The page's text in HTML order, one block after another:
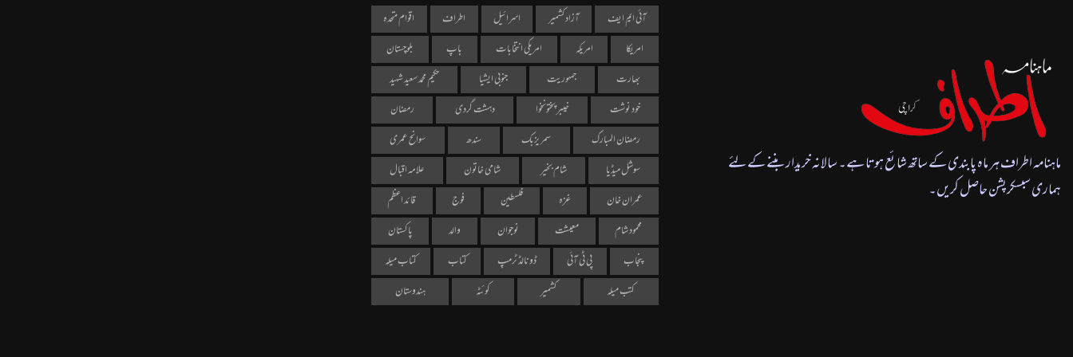
ماہنامہ اطراف ہر ماہ پابندی کے ساتھ شائع ہوتا ہے۔ سالانہ خریدار بننے کے لئے
ہماری سبسکرپشن حاصل کریں۔
آئی ایم ایف آزاد کشمیر اسرائیل اطراف
اقوام متحدہ
امریکا
امریکہ امریکی انتخابات باپ
بلوچستان
بھارت
جمہوریت جنوبی ایشیا
حکیم محمد سعید شہید
خود نوشت
خیبر پختونخوا دہشت گردی
رمضان
رمضان المبارک
سمر یزبک سندھ
سوانح عمری
سوشل میڈیا
شام بخیر شامی خاتون
علامہ اقبال
عمران خان
غزہ فلسطین فوج
قائد اعظم
محمود شام
معیشت نوجوان والد
پاکستان
پنجاب
پی ٹی آئی ڈونالڈ ٹرمپ کتاب
کتاب میلہ
کتب میلہ
کشمیر کوئٹہ ہندوستان